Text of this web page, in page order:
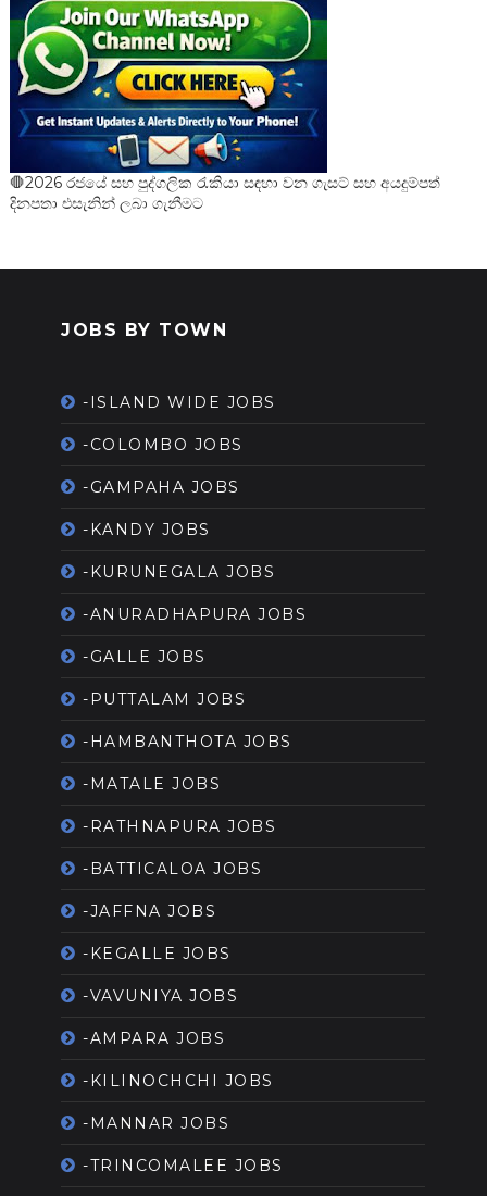
🛑2026 රජයේ සහ පුද්ගලික රැකියා සඳහා වන ගැසට් සහ අයදුම්පත්
දිනපතා එසැනින් ලබා ගැනීමට
JOBS BY TOWN
-ISLAND WIDE JOBS
-COLOMBO JOBS
-GAMPAHA JOBS
-KANDY JOBS
-KURUNEGALA JOBS
-ANURADHAPURA JOBS
-GALLE JOBS
-PUTTALAM JOBS
-HAMBANTHOTA JOBS
-MATALE JOBS
-RATHNAPURA JOBS
-BATTICALOA JOBS
-JAFFNA JOBS
-KEGALLE JOBS
-VAVUNIYA JOBS
-AMPARA JOBS
-KILINOCHCHI JOBS
-MANNAR JOBS
-TRINCOMALEE JOBS